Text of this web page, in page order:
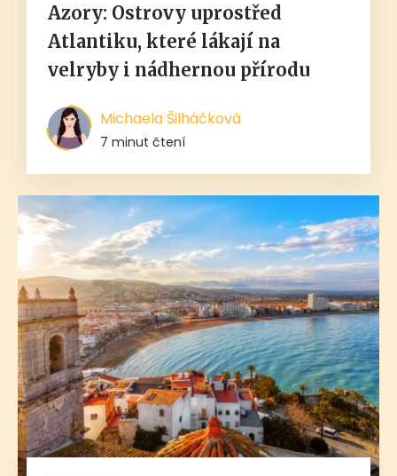
Azory: Ostrovy uprostřed
Atlantiku, které lákají na
velryby i nádhernou přírodu
Michaela Šilháčková
7 minut čtení